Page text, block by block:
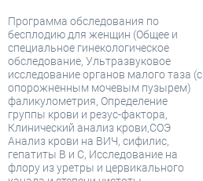
Программа обследования по
бесплодию для женщин (Общее и
специальное гинекологическое
обследование, Ультразвуковое
исследование органов малого таза (с
опорожненным мочевым пузырем)
фаликулометрия, Определение
группы крови и резус-фактора,
Клинический анализ крови,СОЭ
Анализ крови на ВИЧ, сифилис,
гепатиты В и С, Исследование на
флору из уретры и цервикального